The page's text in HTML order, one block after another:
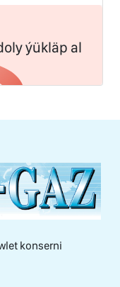
ýükläp al
konserni